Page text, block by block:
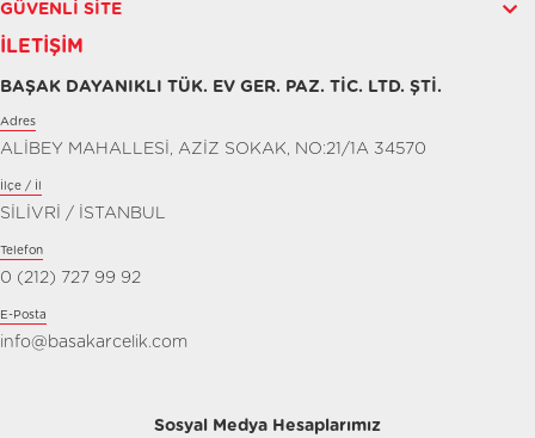
GÜVENLI SITE
İLETIŞIM
BAŞAK DAYANIKLI TÜK. EV GER. PAZ. TİC. LTD. ŞTİ.
Adres
ALİBEY MAHALLESİ, AZİZ SOKAK, NO:21/1A 34570
İlçe / İl
SİLİVRİ / İSTANBUL
Telefon
0 (212) 727 99 92
E-Posta
info@basakarcelik.com
Sosyal Medya Hesaplarımız